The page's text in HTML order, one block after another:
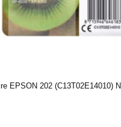
EPSON 202 (C13T02E14010)